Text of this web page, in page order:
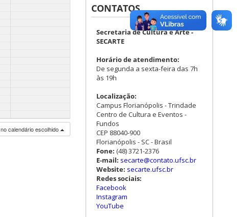
calendário escolhido
CONTATOS
Secretaria de Cultura e Arte -
SECARTE
Horário de atendimento:
De segunda a sexta-feira das 7h
às 19h
Localização:
Campus Florianópolis - Trindade
Centro de Cultura e Eventos -
Fundos
CEP 88040-900
Florianópolis - SC - Brasil
Fone: (48) 3721-2376
E-mail: secarte@contato.ufsc.br
Website: secarte.ufsc.br
Redes sociais:
Facebook
Instagram
YouTube